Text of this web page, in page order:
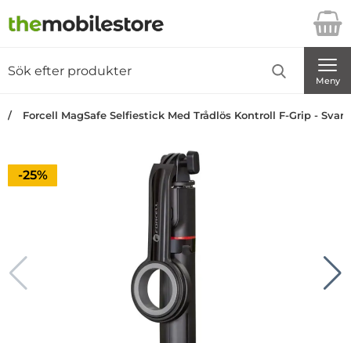
Startsidan för Danira Telecom AB
Meny
Forcell MagSafe Selfiestick Med Trådlös Kontroll F-Grip - Svart
Priset är nedsatt med
-25%